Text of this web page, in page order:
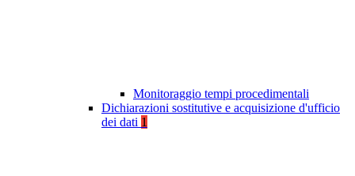
Monitoraggio tempi procedimentali
Dichiarazioni sostitutive e acquisizione d'ufficio
dei dati 1